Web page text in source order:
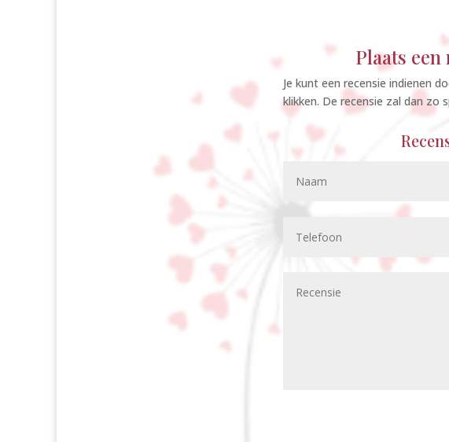
Plaats
Je kunt een recensie indienen
klikken. De recensie zal dan zo